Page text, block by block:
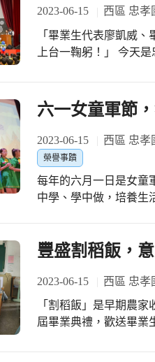
生畢業快樂喔！
2023-06-15 西區 忠孝
「畢業生代表廖凱威
上台一鞠躬！」 今天是忠孝國小畢業典禮， 第78屆畢業生致詞代表，鏗鏘有力的開
我們都捨不得離開忠孝
詞，許下升國中願望，也特別告
詩》 故人西辭三民樓 驪歌
語課本李商隱的詩，興
位，真是精采又好看。
謝謝父母、謝謝同學，
影，輕輕互道~珍重再見！」 畢業生致感謝詞，在今天的典禮上
六一女童軍節
2023-06-15 西區 忠孝
榮譽事蹟
每年的六月一日是女童
中學、學中做，培養生
臺中市優秀女童軍有三
譽旗。 期許得獎的優
的六一女童軍節，最
豐盛割稻飯，
2023-06-15 西區 忠孝
「割稻飯」是早期農
屆畢業典禮，歡送畢業